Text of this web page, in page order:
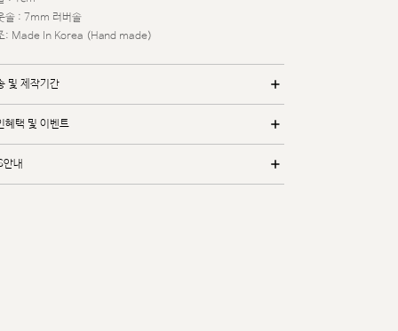
솔 : 7mm 러버솔
: Made In Korea (Hand made)
및 제작기간
혜택 및 이벤트
내